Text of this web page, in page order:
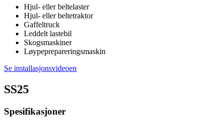
Hjul- eller beltelaster
Hjul- eller beltetraktor
Gaffeltruck
Leddelt lastebil
Skogsmaskiner
Løypeprepareringsmaskin
Se installasjonsvideoen
SS25
Spesifikasjoner